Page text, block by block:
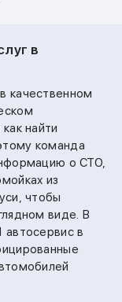
в
качественном
найти
команда
о СТО,
из
чтобы
виде. В
в